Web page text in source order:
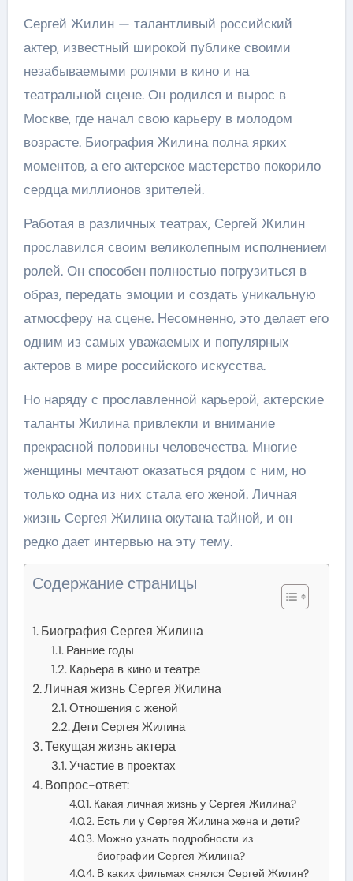
Сергей Жилин — талантливый российский
актер, известный широкой публике своими
незабываемыми ролями в кино и на
театральной сцене. Он родился и вырос в
Москве, где начал свою карьеру в молодом
возрасте. Биография Жилина полна ярких
моментов, а его актерское мастерство покорило
сердца миллионов зрителей.
Работая в различных театрах, Сергей Жилин
прославился своим великолепным исполнением
ролей. Он способен полностью погрузиться в
образ, передать эмоции и создать уникальную
атмосферу на сцене. Несомненно, это делает его
одним из самых уважаемых и популярных
актеров в мире российского искусства.
Но наряду с прославленной карьерой, актерские
таланты Жилина привлекли и внимание
прекрасной половины человечества. Многие
женщины мечтают оказаться рядом с ним, но
только одна из них стала его женой. Личная
жизнь Сергея Жилина окутана тайной, и он
редко дает интервью на эту тему.
Содержание страницы
Биография Сергея Жилина
Ранние годы
Карьера в кино и театре
Личная жизнь Сергея Жилина
Отношения с женой
Дети Сергея Жилина
Текущая жизнь актера
Участие в проектах
Вопрос-ответ:
Какая личная жизнь у Сергея Жилина?
Есть ли у Сергея Жилина жена и дети?
Можно узнать подробности из
биографии Сергея Жилина?
В каких фильмах снялся Сергей Жилин?